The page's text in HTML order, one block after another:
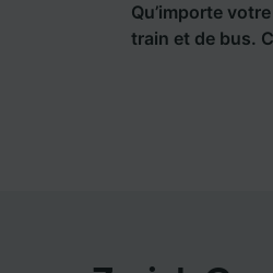
Qu’importe
train et de bus.